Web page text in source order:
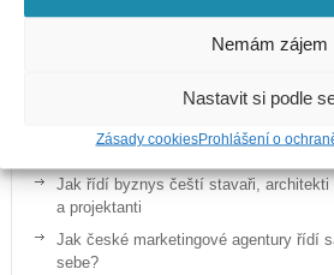
Nemám zájem
Nastavit si podle
Zásady cookiesProhlášení o
Nejnovější příspěvky
Jak řídí byznys čeští stavaři, architekti
a projektanti
Jak české marketingové agentury řídí
sebe?